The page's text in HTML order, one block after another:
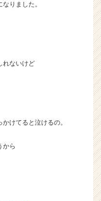
りました。
れないけど
けてると泣けるの。
から